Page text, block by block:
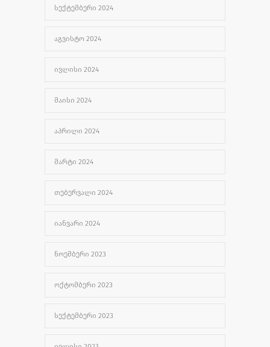
ᲡᲔᲥᲢᲔᲛᲑᲔᲠᲘ 2024
ᲐᲒᲕᲘᲡᲢᲝ 2024
ᲘᲕᲚᲘᲡᲘ 2024
ᲛᲐᲘᲡᲘ 2024
ᲐᲞᲠᲘᲚᲘ 2024
ᲛᲐᲠᲢᲘ 2024
ᲗᲔᲑᲔᲠᲕᲐᲚᲘ 2024
ᲘᲐᲜᲕᲐᲠᲘ 2024
ᲜᲝᲔᲛᲑᲔᲠᲘ 2023
ᲝᲥᲢᲝᲛᲑᲔᲠᲘ 2023
ᲡᲔᲥᲢᲔᲛᲑᲔᲠᲘ 2023